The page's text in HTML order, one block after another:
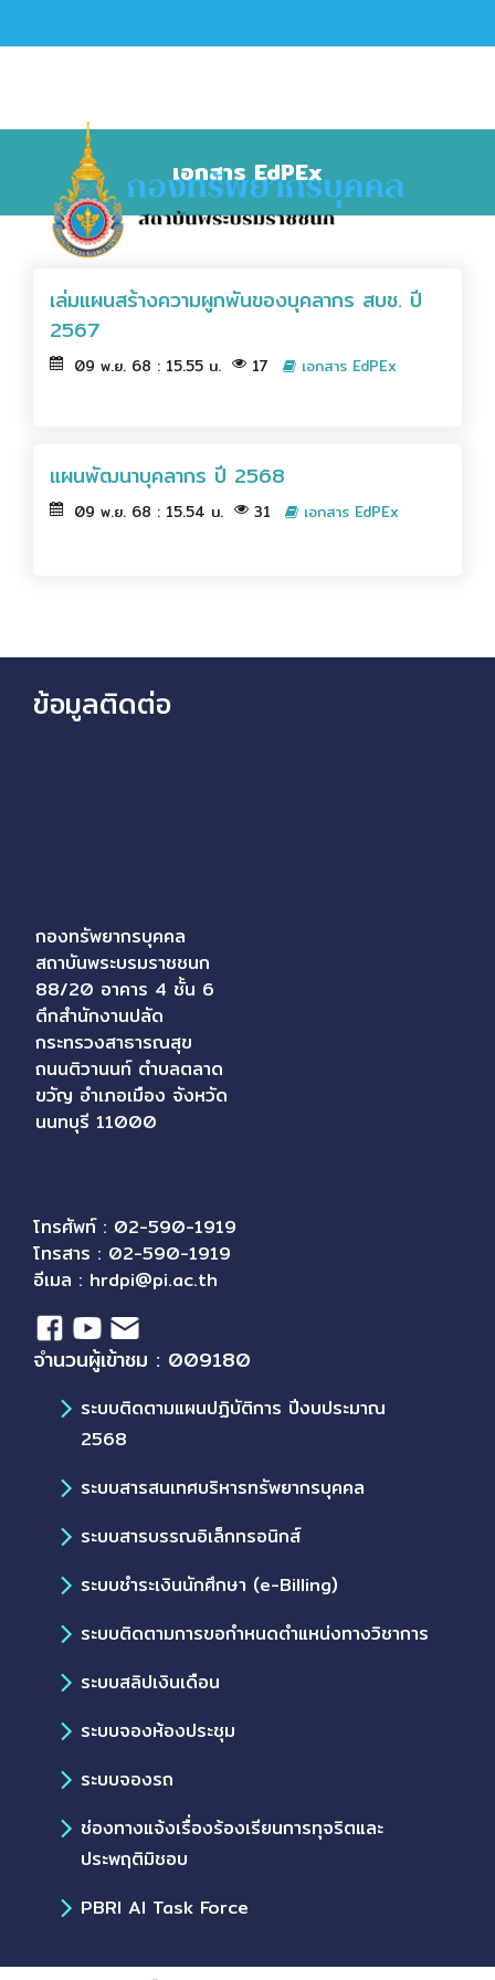
เอกสาร EdPEx
เล่มแผนสร้างความผูกพันของบุคลากร สบช. ปี
2567
09 พ.ย. 68 : 15.55 น. 17 เอกสาร EdPEx
แผนพัฒนาบุคลากร ปี 2568
09 พ.ย. 68 : 15.54 น. 31 เอกสาร EdPEx
ข้อมูลติดต่อ
กองทรัพยากรบุคคล
สถาบันพระบรมราชชนก
88/20 อาคาร 4 ชั้น 6
ตึกสำนักงานปลัด
กระทรวงสาธารณสุข
ถนนติวานนท์ ตำบลตลาด
ขวัญ อำเภอเมือง จังหวัด
นนทบุรี 11000
โทรศัพท์ : 02-590-1919
โทรสาร : 02-590-1919
อีเมล : hrdpi@pi.ac.th
จำนวนผู้เข้าชม : 009180
ระบบติดตามแผนปฏิบัติการ ปีงบประมาณ
2568
ระบบสารสนเทศบริหารทรัพยากรบุคคล
ระบบสารบรรณอิเล็กทรอนิกส์
ระบบชำระเงินนักศึกษา (e-Billing)
ระบบติดตามการขอกำหนดตำแหน่งทางวิชาการ
ระบบสลิปเงินเดือน
ระบบจองห้องประชุม
ระบบจองรถ
ช่องทางแจ้งเรื่องร้องเรียนการทุจริตและ
ประพฤติมิชอบ
PBRI AI Task Force